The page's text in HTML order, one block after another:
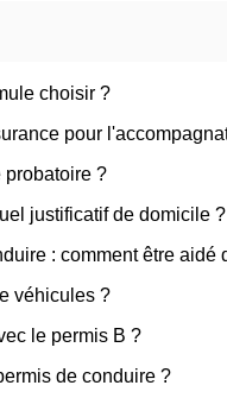
choisir ?
pour
probatoire ?
justificatif de domicile ?
: comment être aidé
véhicules ?
le permis B ?
de conduire ?